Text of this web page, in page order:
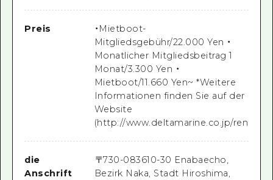
Preis
・Mietboot-
Mitgliedsgebühr/22.000 Yen ・
Monatlicher Mitgliedsbeitrag 1
Monat/3.300 Yen ・
Mietboot/11.660 Yen~ *Weitere
Informationen finden Sie auf der
Website
(http://www.deltamarine.co.jp/
die
Anschrift
〒730-083610-30 Enabaecho,
Bezirk Naka, Stadt Hiroshima,